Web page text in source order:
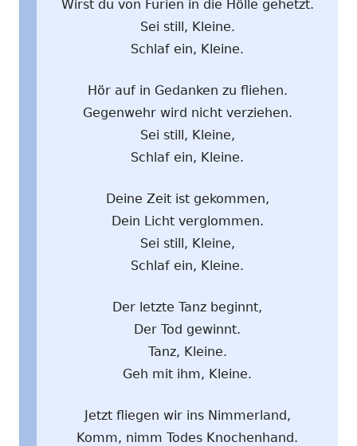
Wirst du von Furien in die Hölle gehetzt.
Sei still, Kleine.
Schlaf ein, Kleine.
Hör auf in Gedanken zu fliehen.
Gegenwehr wird nicht verziehen.
Sei still, Kleine,
Schlaf ein, Kleine.
Deine Zeit ist gekommen,
Dein Licht verglommen.
Sei still, Kleine,
Schlaf ein, Kleine.
Der letzte Tanz beginnt,
Der Tod gewinnt.
Tanz, Kleine.
Geh mit ihm, Kleine.
Jetzt fliegen wir ins Nimmerland,
Komm, nimm Todes Knochenhand.